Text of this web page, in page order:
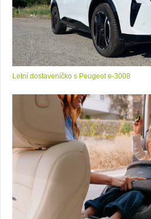
Letní dostaveníčko s Peugeot e-3008